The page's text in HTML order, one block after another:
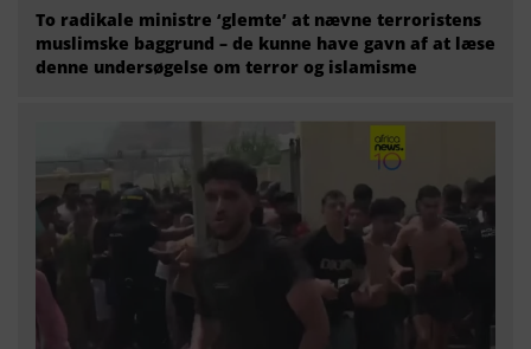
To radikale ministre ‘glemte’ at nævne terroristens
muslimske baggrund – de kunne have gavn af at læse
denne undersøgelse om terror og islamisme